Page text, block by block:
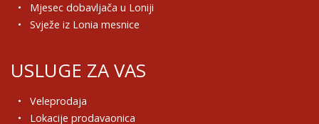
Mjesec dobavljača u Loniji
Svježe iz Lonia mesnice
USLUGE ZA VAS
Veleprodaja
Lokacije prodavaonica